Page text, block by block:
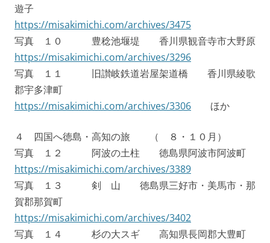
遊子
https://misakimichi.com/archives/3475
写真 １０ 豊稔池堰堤 香川県観音寺市大野原
https://misakimichi.com/archives/3296
写真 １１ 旧讃岐鉄道岩屋架道橋 香川県綾歌
郡宇多津町
https://misakimichi.com/archives/3306 ほか
４ 四国へ徳島・高知の旅 （ ８・１０月）
写真 １２ 阿波の土柱 徳島県阿波市阿波町
https://misakimichi.com/archives/3389
写真 １３ 剣 山 徳島県三好市・美馬市・那
賀郡那賀町
https://misakimichi.com/archives/3402
写真 １４ 杉の大スギ 高知県長岡郡大豊町